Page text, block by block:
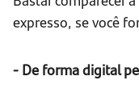
expresso, se você
- De forma digital